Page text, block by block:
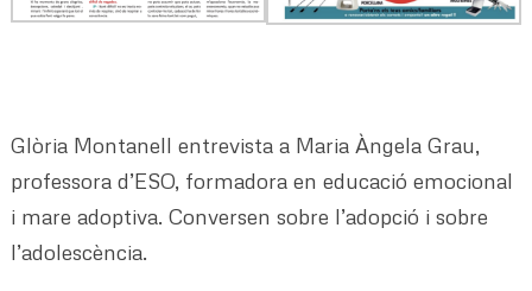
Glòria Montanell entrevista a Maria Àngela Grau,
professora d’ESO, formadora en educació emocional
i mare adoptiva. Conversen sobre l’adopció i sobre
l’adolescència.